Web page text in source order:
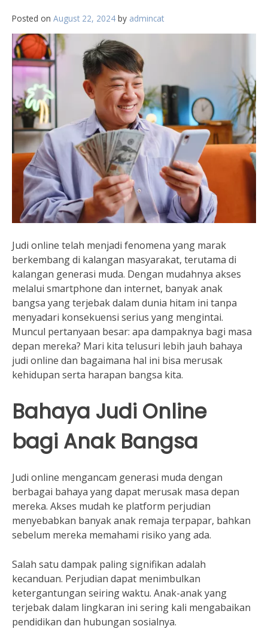
Posted on August 22, 2024 by admincat
Judi online telah menjadi fenomena yang marak
berkembang di kalangan masyarakat, terutama di
kalangan generasi muda. Dengan mudahnya akses
melalui smartphone dan internet, banyak anak
bangsa yang terjebak dalam dunia hitam ini tanpa
menyadari konsekuensi serius yang mengintai.
Muncul pertanyaan besar: apa dampaknya bagi masa
depan mereka? Mari kita telusuri lebih jauh bahaya
judi online dan bagaimana hal ini bisa merusak
kehidupan serta harapan bangsa kita.
Bahaya Judi Online
bagi Anak Bangsa
Judi online mengancam generasi muda dengan
berbagai bahaya yang dapat merusak masa depan
mereka. Akses mudah ke platform perjudian
menyebabkan banyak anak remaja terpapar, bahkan
sebelum mereka memahami risiko yang ada.
Salah satu dampak paling signifikan adalah
kecanduan. Perjudian dapat menimbulkan
ketergantungan seiring waktu. Anak-anak yang
terjebak dalam lingkaran ini sering kali mengabaikan
pendidikan dan hubungan sosialnya.